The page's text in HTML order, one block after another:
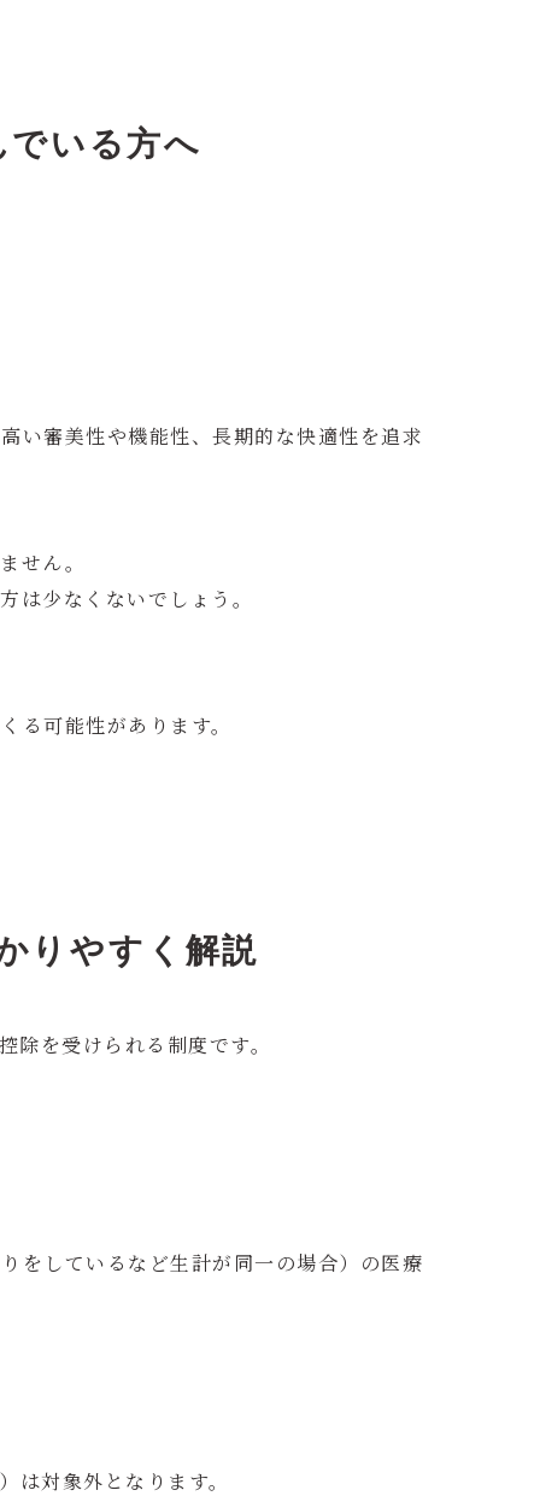
いる方へ
い審美性や機能性、長期的な快適性を追求
せん。
は少なくないでしょう。
る可能性があります。
りやすく解説
を受けられる制度です。
をしているなど生計が同一の場合）の医療
対象外となります。